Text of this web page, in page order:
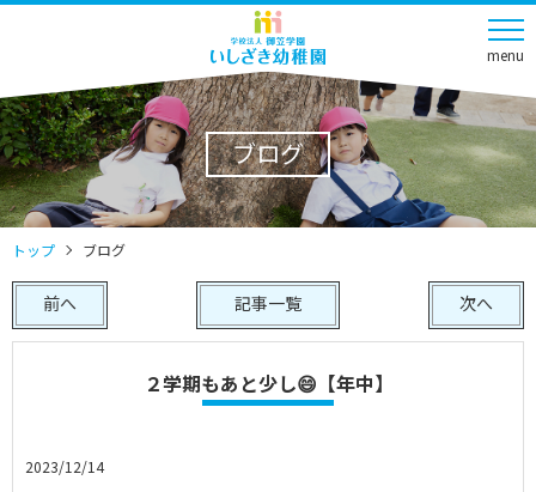
menu
ブログ
トップ ブログ
前へ 次へ
記事一覧
２学期もあと少し😄【年中】
2023/12/14